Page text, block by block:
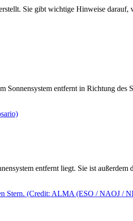
Sie gibt wichtige Hinweise
entfernt in Richtung des
entfernt liegt. Sie ist